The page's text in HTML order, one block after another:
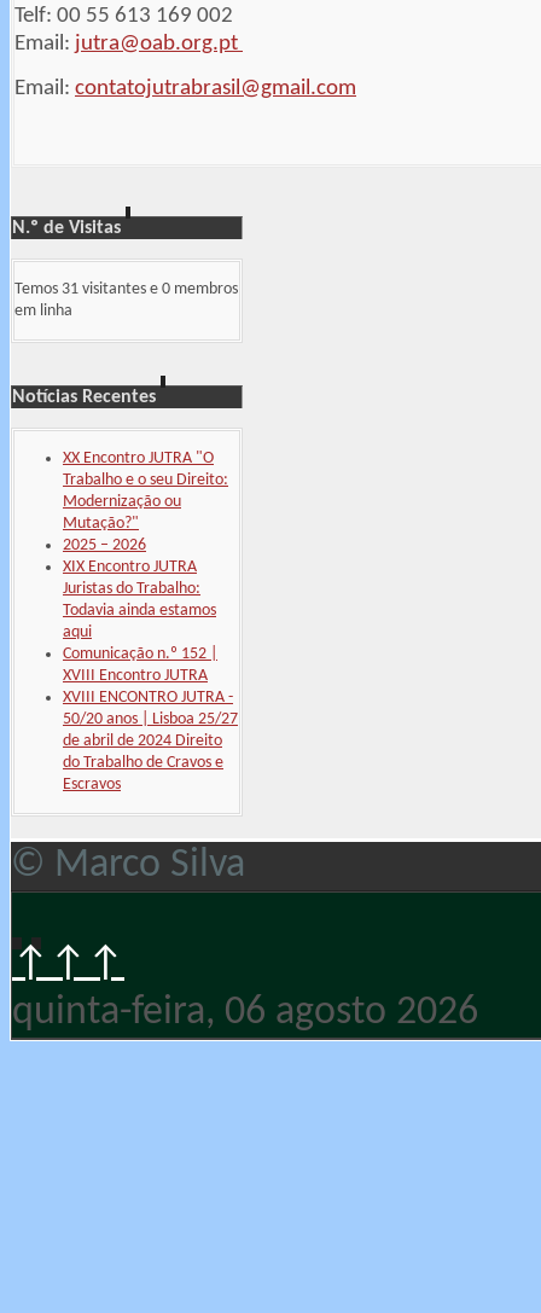
Telf: 00 55 613 169 002
Email: jutra@oab.org.pt
Email: contatojutrabrasil@gmail.com
N.º de Visitas
Temos 31 visitantes e 0 membros
em linha
Notícias Recentes
XX Encontro JUTRA "O
Trabalho e o seu Direito:
Modernização ou
Mutação?"
2025 – 2026
XIX Encontro JUTRA
Juristas do Trabalho:
Todavia ainda estamos
aqui
Comunicação n.º 152 |
XVIII Encontro JUTRA
XVIII ENCONTRO JUTRA -
50/20 anos | Lisboa 25/27
de abril de 2024 Direito
do Trabalho de Cravos e
Escravos
© Marco Silva
↑↑↑
quinta-feira, 06 agosto 2026